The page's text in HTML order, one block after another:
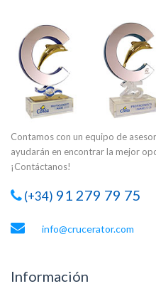
Contamos con un equipo de
ayudarán en encontrar la mejor
¡Contáctanos!
(+34) 91 279 79 75
info@crucerator.com
Información